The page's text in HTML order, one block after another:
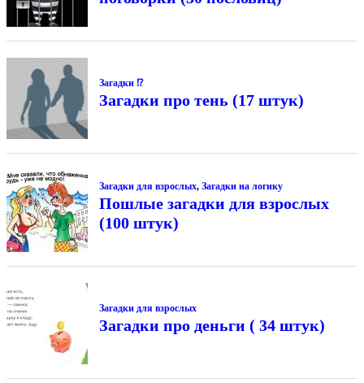
Загадки ⁉
Загадки про тень (17 штук)
Загадки для взрослых, Загадки на логику
Пошлые загадки для взрослых
(100 штук)
Загадки для взрослых
Загадки про деньги ( 34 штук)